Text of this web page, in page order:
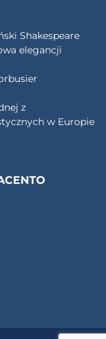
Shakespeare
elegancji
z
w Europie